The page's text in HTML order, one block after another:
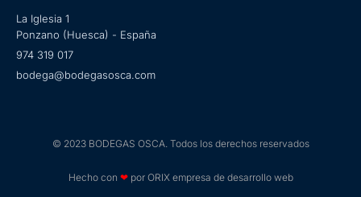
La Iglesia 1
Ponzano (Huesca) - España
974 319 017
bodega@bodegasosca.com
© 2023 BODEGAS OSCA. Todos los derechos reservados
Hecho con ❤por ORIX empresa de desarrollo web